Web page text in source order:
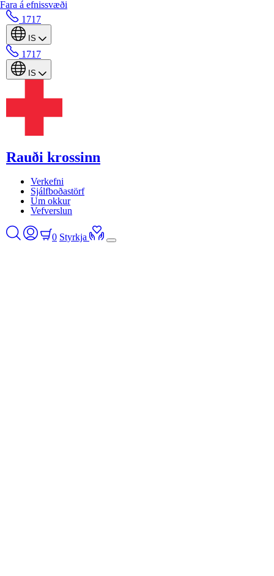
Fara á efnissvæði
1717
IS
1717
IS
Rauði krossinn
Verkefni
Sjálfboðastörf
Um okkur
Vefverslun
0 Styrkja